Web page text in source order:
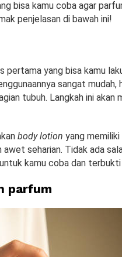
bisa kamu coba agar
penjelasan di bawah ini!
pertama yang bisa kamu
sangat mudah,
tubuh. Langkah ini akan
body lotion yang memiliki
awet seharian. Tidak ada
kamu coba dan terbukti
parfum